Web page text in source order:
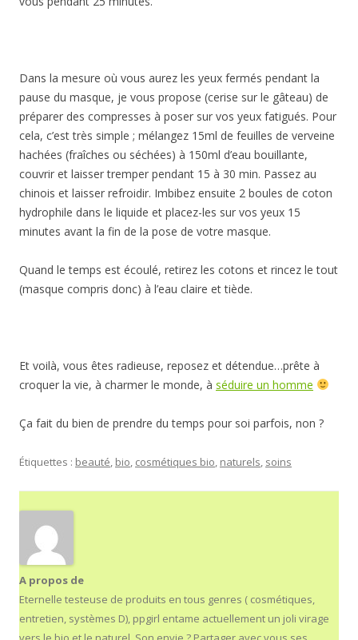
Dans la mesure où vous aurez les yeux fermés pendant la
pause du masque, je vous propose (cerise sur le gâteau) de
préparer des compresses à poser sur vos yeux fatigués. Pour
cela, c’est très simple ; mélangez 15ml de feuilles de verveine
hachées (fraîches ou séchées) à 150ml d’eau bouillante,
couvrir et laisser tremper pendant 15 à 30 min. Passez au
chinois et laisser refroidir. Imbibez ensuite 2 boules de coton
hydrophile dans le liquide et placez-les sur vos yeux 15
minutes avant la fin de la pose de votre masque.
Quand le temps est écoulé, retirez les cotons et rincez le tout
(masque compris donc) à l’eau claire et tiède.
Et voilà, vous êtes radieuse, reposez et détendue…prête à
croquer la vie, à charmer le monde, à séduire un homme
Ça fait du bien de prendre du temps pour soi parfois, non ?
Étiquettes : beauté, bio, cosmétiques bio, naturels, soins
A propos de
Eternelle testeuse de produits en tous genres ( cosmétiques,
entretien, systèmes D), ppgirl entame actuellement un joli virage